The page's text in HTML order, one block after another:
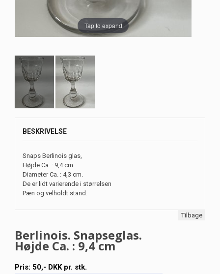
Tap to expand
BESKRIVELSE
Snaps Berlinois glas,
Højde Ca. : 9,4 cm.
Diameter Ca. : 4,3 cm.
De er lidt varierende i størrelsen
Pæn og velholdt stand.
Tilbage
Berlinois. Snapseglas.
Højde Ca. : 9,4 cm
Pris: 50,- DKKpr. stk.